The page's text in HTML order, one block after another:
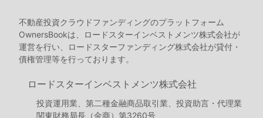
不動産投資クラウドファンディングのプラットフォーム
OwnersBookは、ロードスターインベストメンツ株式会社が
運営を行い、ロードスターファンディング株式会社が貸付・
債権管理等を行っております。
ロードスターインベストメンツ株式会社
投資運用業、第二種金融商品取引業、投資助言・代理業
関東財務局長（金商）第3260号